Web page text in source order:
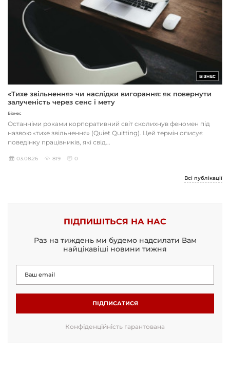
БІЗНЕС
«Тихе звільнення» чи наслідки вигорання: як повернути
залученість через сенс і мету
Бізнес
Останніми роками корпоративний світ сколихнув феномен під
назвою «тихе звільнення» (Quiet Quitting). Цей термін описує
поведінку працівників, які свід...
03.08.26 819 0
Всі публікації
ПІДПИШІТЬСЯ НА НАС
Раз на тиждень ми будемо надсилати Вам
найцікавіші новини тижня
ПІДПИСАТИСЯ
Конфіденційність гарантована